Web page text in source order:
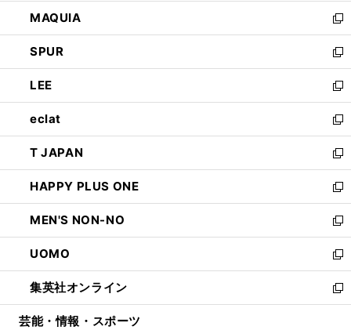
ド
ウ
で
開
く
ウ
ィ
ン
ド
ウ
で
開
く
し
い
ウ
ィ
ン
ド
ウ
で
開
く
MAQUIA
新
し
い
ウ
ィ
ン
ド
ウ
で
開
く
SPUR
新
し
い
ウ
ィ
ン
ド
ウ
で
開
く
LEE
新
し
い
ウ
ィ
ン
ド
ウ
で
開
く
eclat
新
し
い
ウ
ィ
ン
ド
ウ
で
開
く
T JAPAN
新
し
い
ウ
ィ
ン
ド
ウ
で
開
HAPPY PLUS ONE
新
し
い
ウ
ィ
ン
ド
ウ
MEN'S NON-NO
新
し
い
ウ
ィ
ン
UOMO
新
し
い
ウ
集英社オンライン
新
し
芸能・情報・スポーツ